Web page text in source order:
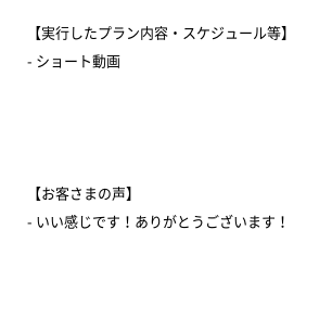
【実行したプラン内容・スケジュール等】
- ショート動画
【お客さまの声】
- いい感じです！ありがとうございます！